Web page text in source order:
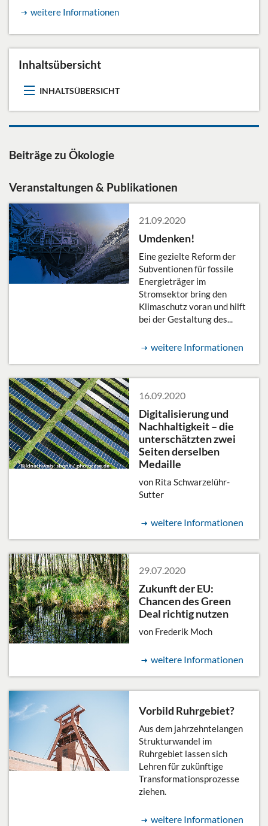
weitere Informationen
Inhaltsübersicht
INHALTSÜBERSICHT
Beiträge zu Ökologie
Veranstaltungen & Publikationen
21.09.2020
Umdenken!
Eine gezielte Reform der
Subventionen für fossile
Energieträger im
Stromsektor bring den
Klimaschutz voran und hilft
bei der Gestaltung des...
weitere Informationen
16.09.2020
Digitalisierung und
Nachhaltigkeit – die
unterschätzten zwei
Seiten derselben
Medaille
von Rita Schwarzelühr-
Sutter
weitere Informationen
29.07.2020
Zukunft der EU:
Chancen des Green
Deal richtig nutzen
von Frederik Moch
weitere Informationen
Vorbild Ruhrgebiet?
Aus dem jahrzehntelangen
Strukturwandel im
Ruhrgebiet lassen sich
Lehren für zukünftige
Transformationsprozesse
ziehen.
weitere Informationen